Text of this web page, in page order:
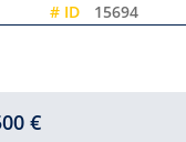
# ID 15694
€